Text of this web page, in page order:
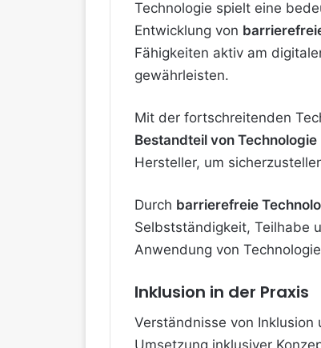
Technologie spielt eine
Entwicklung von
Fähigkeiten aktiv am
gewährleisten.
Mit der fortschreitenden
Bestandteil von Technologie
Hersteller, um
Durch barrierefreie
Selbstständigkeit, Teilhabe
Anwendung von
Inklusion in der Praxis
Verständnisse von
Umsetzung inklusiver